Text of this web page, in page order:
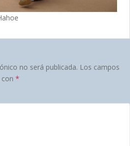
no será publicada. Los campos
*